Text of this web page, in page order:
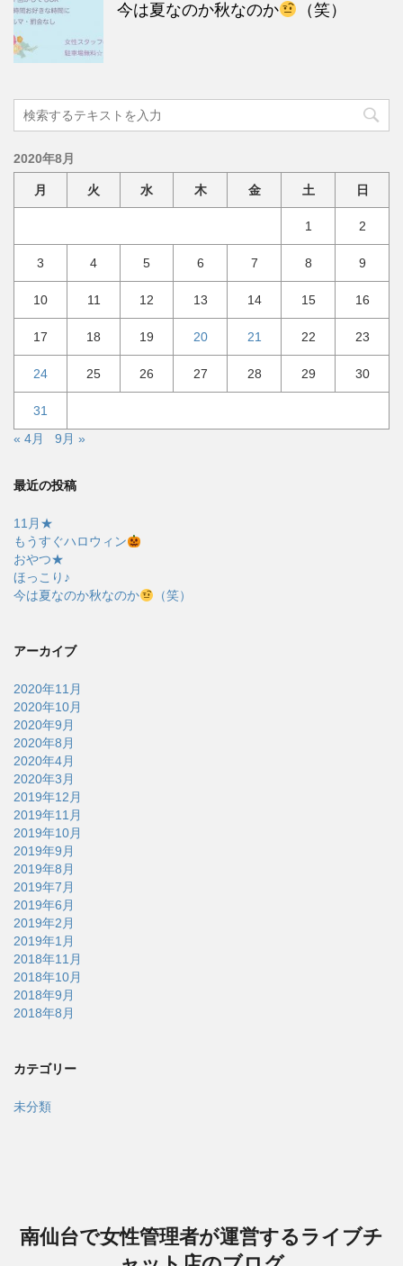
今は夏なのか秋なのか （笑）
2020年8月
月 火 水 木 金 土 日
1 2
3 4 5 6 7 8 9
10 11 12 13 14 15 16
17 18 19 20 21 22 23
24 25 26 27 28 29 30
31
« 4月
9月 »
最近の投稿
11月★
もうすぐハロウィン
おやつ★
ほっこり♪
今は夏なのか秋なのか
（笑）
アーカイブ
2020年11月
2020年10月
2020年9月
2020年8月
2020年4月
2020年3月
2019年12月
2019年11月
2019年10月
2019年9月
2019年8月
2019年7月
2019年6月
2019年2月
2019年1月
2018年11月
2018年10月
2018年9月
2018年8月
カテゴリー
未分類
南仙台で女性管理者が運営するライブチ